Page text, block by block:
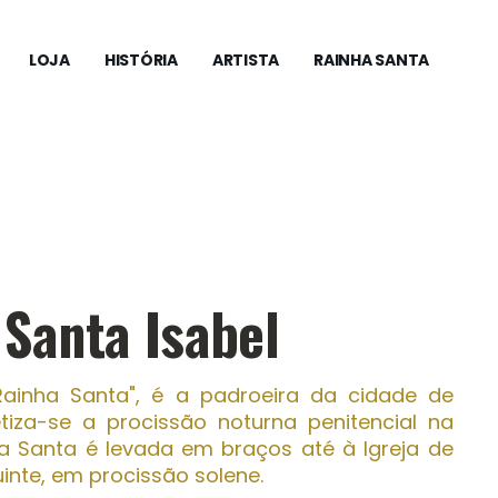
LOJA HISTÓRIA ARTISTA RAINHA SANTA
Isabel
Santa", é a padroeira da cidade de
se a procissão noturna penitencial na
Santa é levada em braços até à Igreja de
em procissão solene.